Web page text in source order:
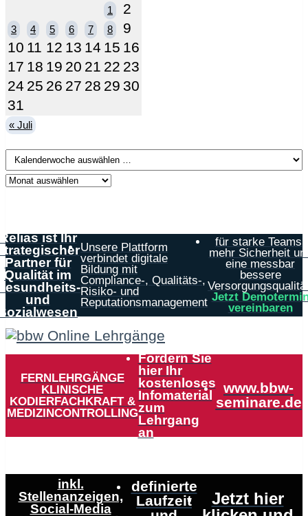
1 2
3 4 5 6 7 8
9
10 11 12 13 14 15 16
17 18 19 20 21 22 23
24 25 26 27 28 29 30
31
« Juli
ist Ihr
Partner für
Qualität im
und
Unsere Plattform
verbindet digitale
Bildung mit
Compliance-, Qualitäts-,
Risiko- und
Reputationsmanagement
für starke Teams,
mehr Sicherheit
eine messbar
bessere
Jetzt
vereinbaren
FERNLEHRGÄNGE
KLINISCHE
KODIERFACHKRAFT &
MEDIZINCONTROLLING
Fordern Sie
hier Ihr
kostenloses
Infomaterial
zum
Lehrgang
an
www.bbw-
seminare.de
inkl.
Stellenanzeigen,
Social-Media
definierte
Laufzeit
Jetzt hier